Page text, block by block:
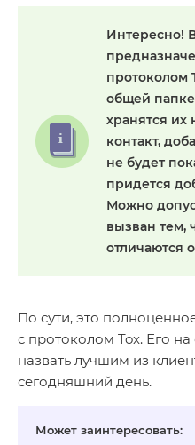
Интересно!
протоколом
общей папке
хранятся их
контакт,
не будет
придется
Можно
вызван тем,
отличаются
По сути, это
с протоколом Tox. Его
назвать лучшим из
сегодняшний день.